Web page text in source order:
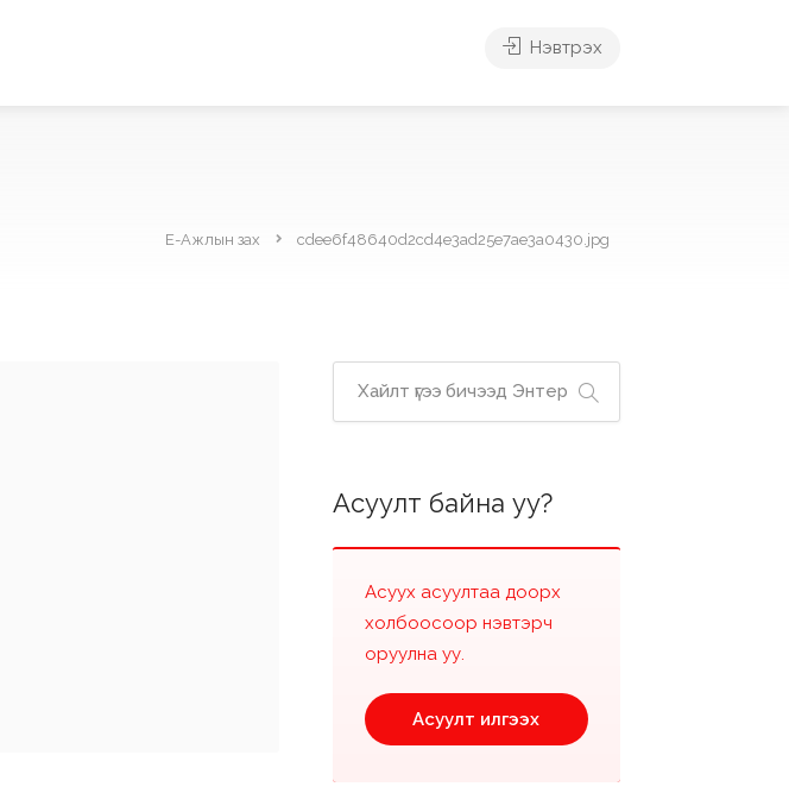
Нэвтрэх
Е-Ажлын зах cdee6f48640d2cd4e3ad25e7ae3a0430.jpg
Асуулт байна уу?
Асуух асуултаа доорх
холбоосоор нэвтэрч
оруулна уу.
Асуулт илгээх